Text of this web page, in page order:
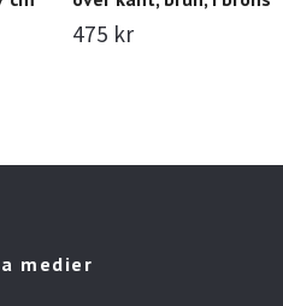
475 kr
medier